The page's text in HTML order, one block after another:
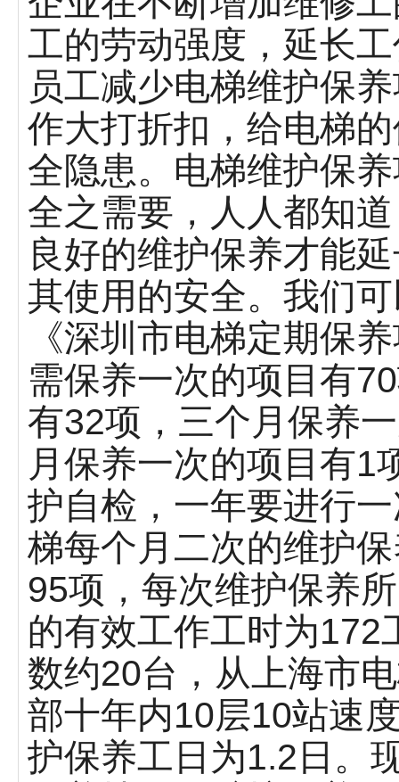
工的劳动强度，延长
员工减少电梯维护保
作大打折扣，给电梯
全隐患。电梯维护保
全之需要，人人都知
良好的维护保养才能
其使用的安全。我们
《深圳市电梯定期保
需保养一次的项目有
有32项，三个月保养
月保养一次的项目有1
护自检，一年要进行
梯每个月二次的维护
95项，每次维护保养
的有效工作工时为172
数约20台，从上海市
部十年内10层10站速
护保养工日为1.2日。